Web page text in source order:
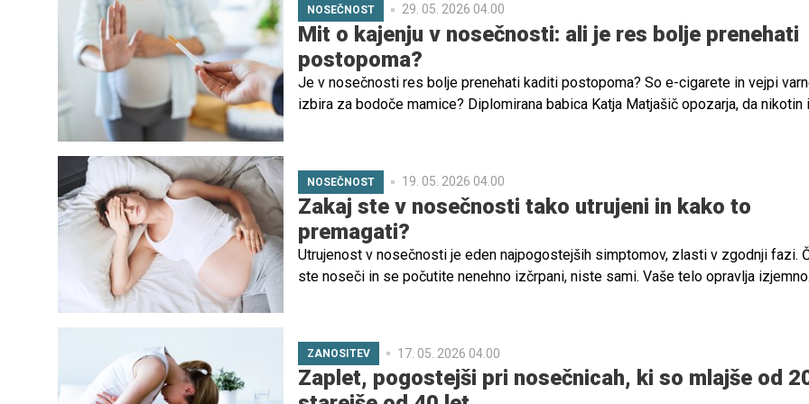
NOSEČNOST 29. 05. 2026 04.00
Mit o kajenju v nosečnosti: ali je res bolje prenehati
postopoma?
Je v nosečnosti res bolje prenehati kaditi postopoma? So e-cigarete in vejpi
izbira za bodoče mamice? Diplomirana babica Katja Matjašič opozarja, da nikotin
NOSEČNOST 19. 05. 2026 04.00
Zakaj ste v nosečnosti tako utrujeni in kako to
premagati?
Utrujenost v nosečnosti je eden najpogostejših simptomov, zlasti v zgodnji fazi.
ste noseči in se počutite nenehno izčrpani, niste sami. Vaše telo opravlja izjemno
ZANOSITEV 17. 05. 2026 04.00
Zaplet, pogostejši pri nosečnicah, ki so mlajše od